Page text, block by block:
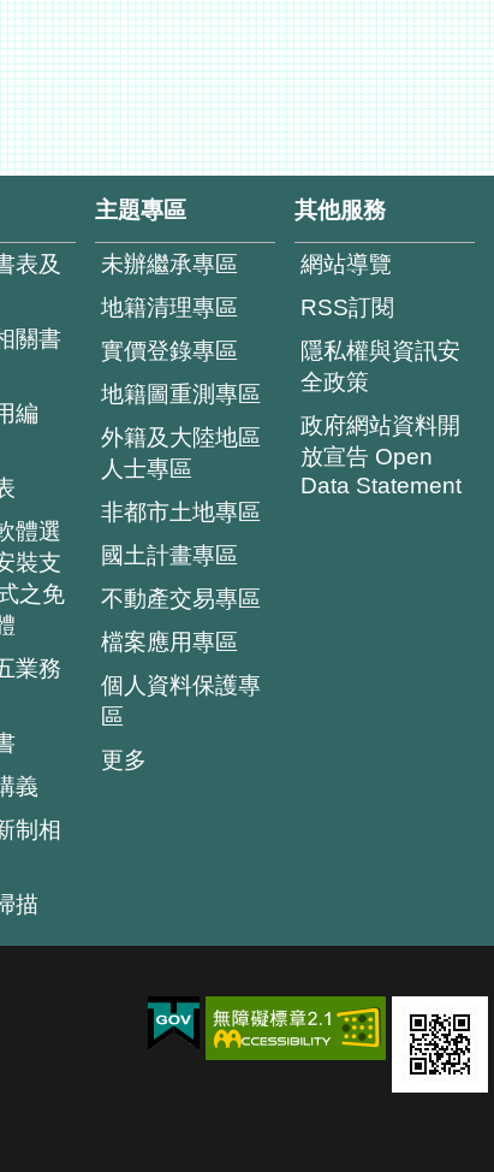
表及
關書
編
體選
裝支
之免
業務
義
制相
描
主題專區
未辦繼承專區
地籍清理專區
實價登錄專區
地籍圖重測專區
外籍及大陸地區
人士專區
非都市土地專區
國土計畫專區
不動產交易專區
檔案應用專區
個人資料保護專
區
更多
其他服務
網站導覽
RSS訂閱
隱私權與資訊安
全政策
政府網站資料開
放宣告 Open
Data Statement